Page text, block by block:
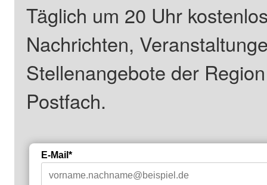
Täglich um 20 Uhr
Nachrichten,
Stellenangebote der
Postfach.
E-Mail*